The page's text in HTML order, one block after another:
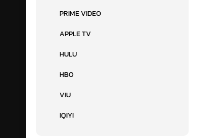
PRIME VIDEO
APPLE TV
HULU
HBO
VIU
IQIYI